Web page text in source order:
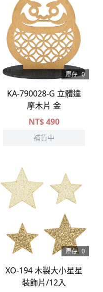
庫存 0
KA-790028-G 立體達
摩木片 金
NT$490
補貨中
庫存 0
XO-194 木製大小星星
裝飾片/12入